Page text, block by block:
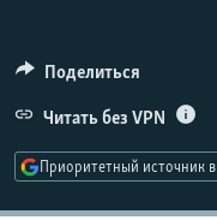
ПОДПИШИТЕСЬ НА
СОЦИАЛЬНЫЕ СЕТИ
Поделиться
Читать без VPN
Приоритетный источник